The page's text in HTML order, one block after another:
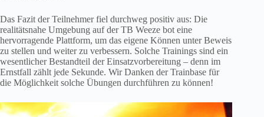
Das Fazit der Teilnehmer fiel durchweg positiv aus: Die
realitätsnahe Umgebung auf der TB Weeze bot eine
hervorragende Plattform, um das eigene Können unter Beweis
zu stellen und weiter zu verbessern. Solche Trainings sind ein
wesentlicher Bestandteil der Einsatzvorbereitung – denn im
Ernstfall zählt jede Sekunde. Wir Danken der Trainbase für
die Möglichkeit solche Übungen durchführen zu können!